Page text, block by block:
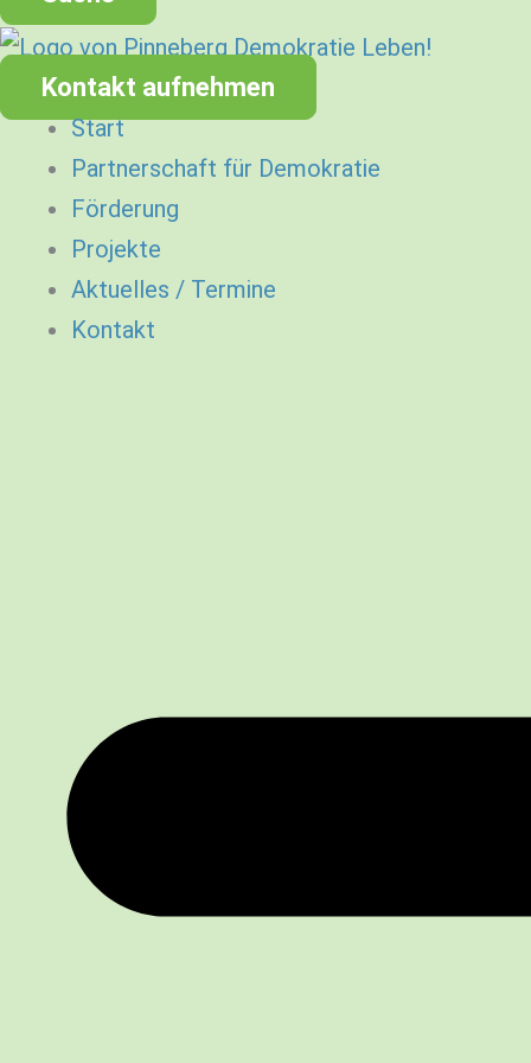
Kontakt aufnehmen
Start
Partnerschaft für Demokratie
Förderung
Projekte
Aktuelles / Termine
Kontakt